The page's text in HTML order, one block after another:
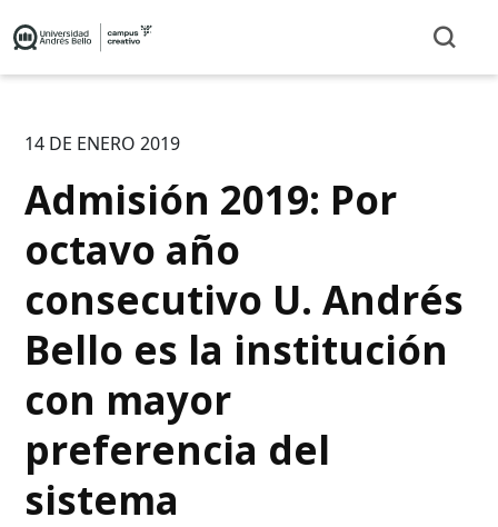
14 DE ENERO 2019
Admisión 2019: Por
octavo año
consecutivo U. Andrés
Bello es la institución
con mayor
preferencia del
sistema